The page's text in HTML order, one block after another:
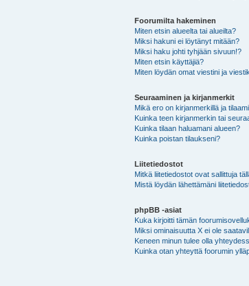
Foorumilta hakeminen
Miten etsin alueelta tai alueilta?
Miksi hakuni ei löytänyt mitään?
Miksi haku johti tyhjään sivuun!?
Miten etsin käyttäjiä?
Miten löydän omat viestini ja
Seuraaminen ja kirjanmerkit
Mikä ero on kirjanmerkillä ja
Kuinka teen kirjanmerkin tai
Kuinka tilaan haluamani alueen?
Kuinka poistan tilaukseni?
Liitetiedostot
Mitkä liitetiedostot ovat sallittuja
Mistä löydän lähettämäni
phpBB -asiat
Kuka kirjoitti tämän
Miksi ominaisuutta X ei ole
Keneen minun tulee olla
Kuinka otan yhteyttä foorumin